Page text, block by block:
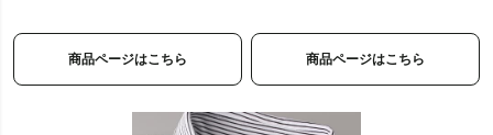
商品ページはこちら 商品ページはこちら